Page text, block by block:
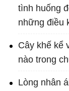
tình huống
những điều
Cây khế kể
nào trong
Lòng nhân